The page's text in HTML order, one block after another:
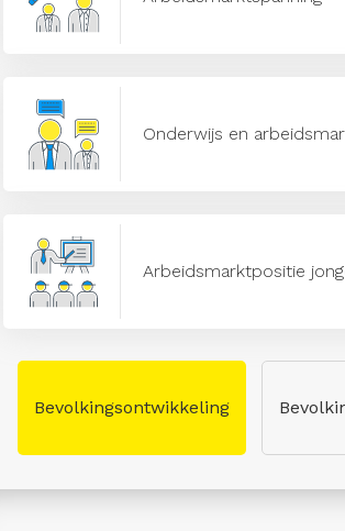
Onderwijs en
Arbeidsmarktpositie
Bevolkingsontwikkeling